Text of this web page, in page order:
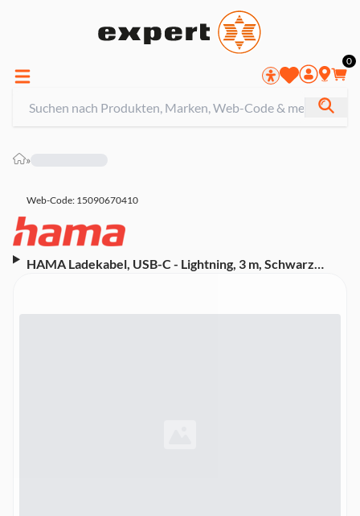
0
»
Web-Code: 15090670410
HAMA Ladekabel, USB-C - Lightning, 3 m, Schwarz